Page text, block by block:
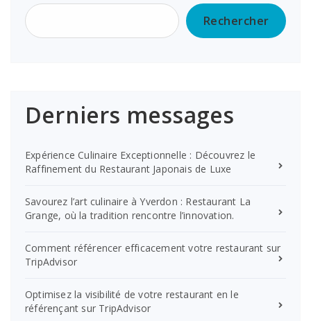
Rechercher
Derniers messages
Expérience Culinaire Exceptionnelle : Découvrez le
Raffinement du Restaurant Japonais de Luxe
Savourez l’art culinaire à Yverdon : Restaurant La
Grange, où la tradition rencontre l’innovation.
Comment référencer efficacement votre restaurant sur
TripAdvisor
Optimisez la visibilité de votre restaurant en le
référençant sur TripAdvisor